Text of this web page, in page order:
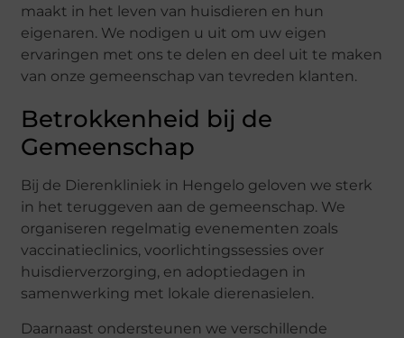
maakt in het leven van huisdieren en hun
eigenaren. We nodigen u uit om uw eigen
ervaringen met ons te delen en deel uit te maken
van onze gemeenschap van tevreden klanten.
Betrokkenheid bij de
Gemeenschap
Bij de Dierenkliniek in Hengelo geloven we sterk
in het teruggeven aan de gemeenschap. We
organiseren regelmatig evenementen zoals
vaccinatieclinics, voorlichtingssessies over
huisdierverzorging, en adoptiedagen in
samenwerking met lokale dierenasielen.
Daarnaast ondersteunen we verschillende